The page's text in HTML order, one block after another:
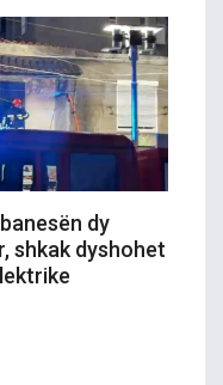
dy
shkak dyshohet